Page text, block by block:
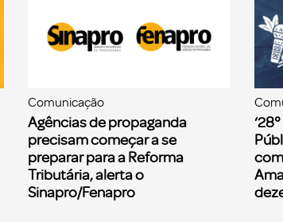
Comunicação
Agências de propaganda
precisam começar a se
preparar para a Reforma
Tributária, alerta o
Sinapro/Fenapro